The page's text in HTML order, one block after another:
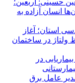
انسان آزاده به
استان؛ آغاز
در ساختمان
در
عامل برق